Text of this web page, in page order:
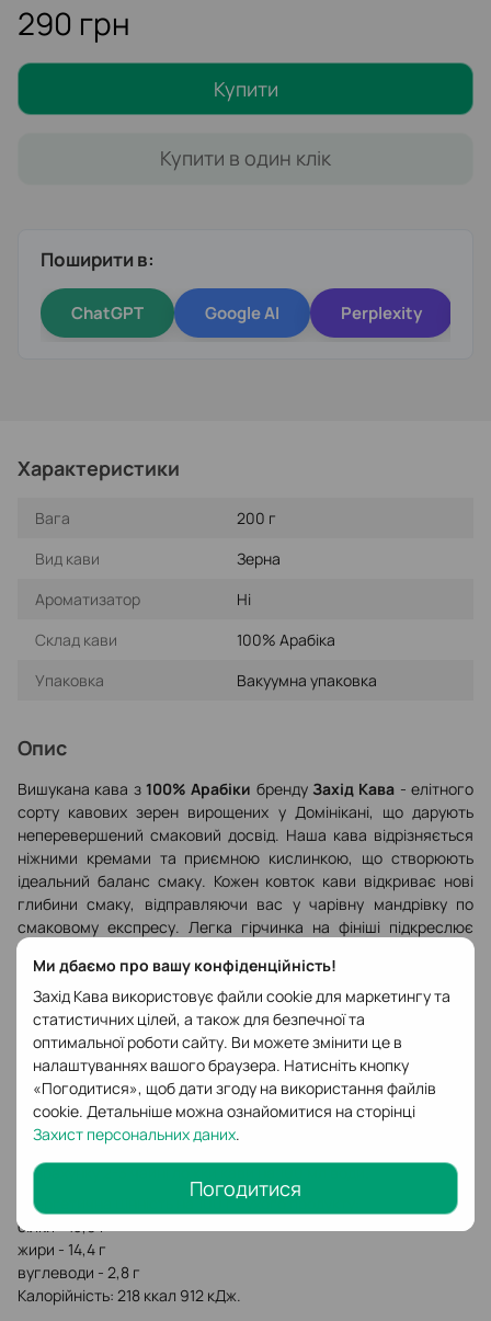
Ми дбаємо про вашу конфіденційність!
Захід Кава використовує файли cookie для маркетингу та
статистичних цілей, а також для безпечної та
оптимальної роботи сайту. Ви можете змінити це в
налаштуваннях вашого браузера. Натисніть кнопку
«Погодитися», щоб дати згоду на використання файлів
cookie. Детальніше можна ознайомитися на сторінці
Захист персональних даних.
Погодитися
290 грн
Купити
Купити в один клік
Поширити в:
ChatGPT Google AI Perplexity
Характеристики
Вага
200 г
Вид кави
Зерна
Ароматизатор
Ні
Склад кави
100% Арабіка
Упаковка
Вакуумна упаковка
Опис
Вишукана кава з 100% Арабіки брендуЗахід Кава - елітного
сорту кавових зерен вирощених у Домінікані, що дарують
неперевершений смаковий досвід. Наша кава відрізняється
ніжними кремами та приємною кислинкою, що створюють
ідеальний баланс смаку. Кожен ковток кави відкриває нові
глибини смаку, відправляючи вас у чарівну мандрівку по
смаковому експресу. Легка гірчинка на фініші підкреслює
інтенсивність смакового букету, залишаючи неповторний
післясмак, що нагадує про найкращі моменти кавового
задоволення.
Профіль смаку:червоне яблуко, виноград, слива, шоколад,
цитрус.
Спосіб приготування:
перемолоти зерна кави та
приготувати за допомогою кавомашини, турки,
альтернативних методів заварювання або запарювання з
розрахунку 2-3 чайні ложки кави на 100 мл води.
Енергетична цінність на 100 г сухого продукту:
білки - 13,9 г
жири - 14,4 г
вуглеводи - 2,8 г
Калорійність: 218 ккал 912 кДж.